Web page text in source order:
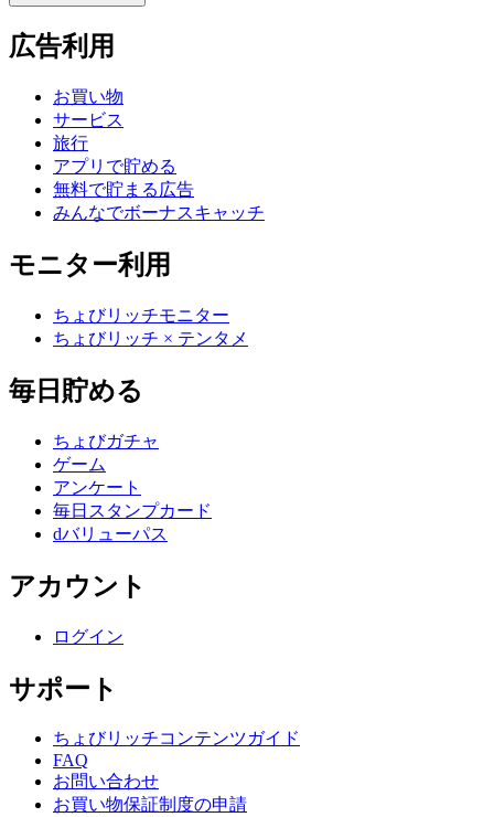
広告利用
お買い物
サービス
旅行
アプリで貯める
無料で貯まる広告
みんなでボーナスキャッチ
モニター利用
ちょびリッチモニター
ちょびリッチ × テンタメ
毎日貯める
ちょびガチャ
ゲーム
アンケート
毎日スタンプカード
dバリューパス
アカウント
ログイン
サポート
ちょびリッチコンテンツガイド
FAQ
お問い合わせ
お買い物保証制度の申請